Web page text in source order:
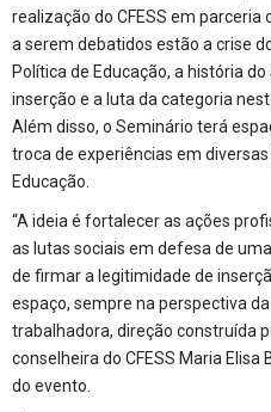
realização do CFESS em parceria
a serem debatidos estão a crise
Política de Educação, a história
inserção e a luta da categoria
Além disso, o Seminário terá
troca de experiências em
Educação.
“A ideia é fortalecer as ações
as lutas sociais em defesa de
de firmar a legitimidade de
espaço, sempre na perspectiva
trabalhadora, direção construída
conselheira do CFESS Maria
do evento.